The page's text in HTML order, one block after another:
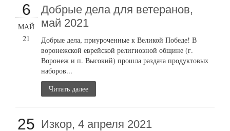
6
МАЙ
21
Добрые дела для ветеранов,
май 2021
Добрые дела, приуроченные к Великой Победе! В
воронежской еврейской религиозной общине (г.
Воронеж и п. Высокий) прошла раздача продуктовых
наборов...
Читать далее
25 Изкор, 4 апреля 2021